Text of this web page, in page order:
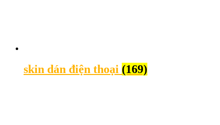
skin dán điện thoại (169)